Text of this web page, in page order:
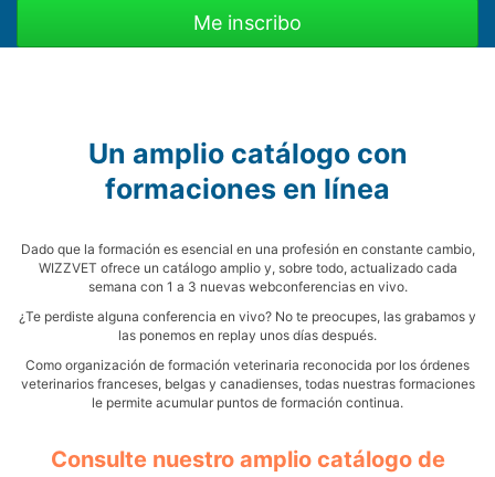
Un amplio catálogo con
formaciones en línea
Dado que la formación es esencial en una profesión en constante cambio,
WIZZVET ofrece un catálogo amplio y, sobre todo, actualizado cada
semana con 1 a 3 nuevas webconferencias en vivo.
¿Te perdiste alguna conferencia en vivo? No te preocupes, las grabamos y
las ponemos en replay unos días después.
Como organización de formación veterinaria reconocida por los órdenes
veterinarios franceses, belgas y canadienses, todas nuestras formaciones
le permite acumular puntos de formación continua.
Consulte nuestro amplio catálogo de